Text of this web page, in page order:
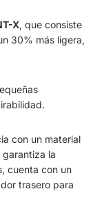
X, que consiste
30% más ligera,
con un material
la
cuenta con un
trasero para